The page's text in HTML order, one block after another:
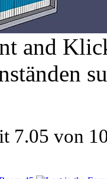
and
7.05 von